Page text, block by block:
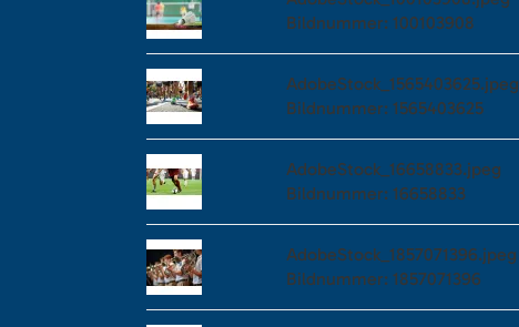
Bildnummer: 100103908
AdobeStock_1565403625.jpeg
Bildnummer: 1565403625
AdobeStock_16658833.jpeg
Bildnummer: 16658833
AdobeStock_1857071396.jpeg
Bildnummer: 1857071396